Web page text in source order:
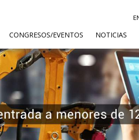
CONGRESOS/EVENTOS NOTICIAS